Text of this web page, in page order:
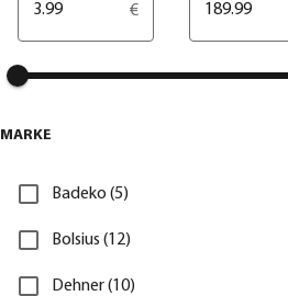
€
MARKE
Badeko (5)
Bolsius (12)
Dehner (10)